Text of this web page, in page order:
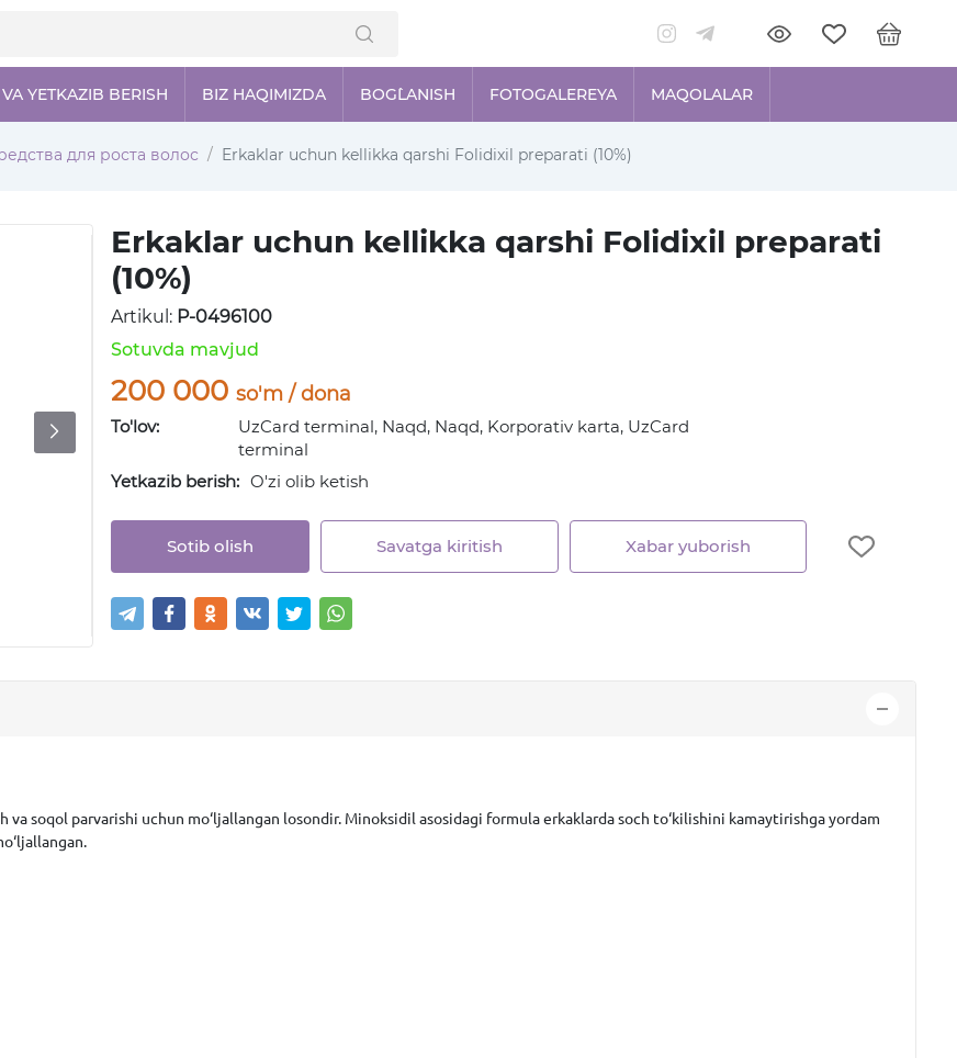
YETKAZIB BERISH BIZ HAQIMIZDA BOG`LANISH FOTOGALEREYA MAQOLALAR
для роста волос Erkaklar uchun kellikka qarshi Folidixil preparati (10%)
Erkaklar uchun kellikka qarshi Folidixil preparati
(10%)
Artikul: P-0496100
Sotuvda mavjud
200 000 so'm / dona
To'lov:
UzCard terminal, Naqd, Naqd, Korporativ karta, UzCard
terminal
Yetkazib berish: O'zi olib ketish
Sotib olish Savatga kiritish Xabar yuborish
soqol parvarishi uchun mo‘ljallangan losondir. Minoksidil asosidagi formula erkaklarda soch to‘kilishini kamaytirishga yordam